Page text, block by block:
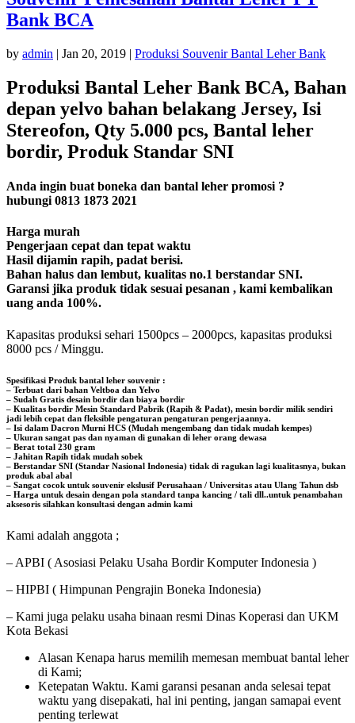
Bank BCA
by admin | Jan 20, 2019 | Produksi Souvenir Bantal Leher Bank
Produksi Bantal Leher Bank BCA, Bahan
depan yelvo bahan belakang Jersey, Isi
Stereofon, Qty 5.000 pcs, Bantal leher
bordir, Produk Standar SNI
Anda ingin buat boneka dan bantal leher promosi ?
hubungi 0813 1873 2021
Harga murah
Pengerjaan cepat dan tepat waktu
Hasil dijamin rapih, padat berisi.
Bahan halus dan lembut, kualitas no.1 berstandar SNI.
Garansi jika produk tidak sesuai pesanan , kami kembalikan
uang anda 100%.
Kapasitas produksi sehari 1500pcs – 2000pcs, kapasitas produksi
8000 pcs / Minggu.
Spesifikasi Produk bantal leher souvenir :
– Terbuat dari bahan Veltboa dan Yelvo
– Sudah Gratis desain bordir dan biaya bordir
– Kualitas bordir Mesin Standard Pabrik (Rapih & Padat), mesin bordir milik sendiri
jadi lebih cepat dan fleksible pengaturan pengaturan pengerjaannya.
– Isi dalam Dacron Murni HCS (Mudah mengembang dan tidak mudah kempes)
– Ukuran sangat pas dan nyaman di gunakan di leher orang dewasa
– Berat total 230 gram
– Jahitan Rapih tidak mudah sobek
– Berstandar SNI (Standar Nasional Indonesia) tidak di ragukan lagi kualitasnya, bukan
produk abal abal
– Sangat cocok untuk souvenir ekslusif Perusahaan / Universitas atau Ulang Tahun dsb
– Harga untuk desain dengan pola standard tanpa kancing / tali dll..untuk penambahan
aksesoris silahkan konsultasi dengan admin kami
Kami adalah anggota ;
– APBI ( Asosiasi Pelaku Usaha Bordir Komputer Indonesia )
– HIPBI ( Himpunan Pengrajin Boneka Indonesia)
– Kami juga pelaku usaha binaan resmi Dinas Koperasi dan UKM
Kota Bekasi
Alasan Kenapa harus memilih memesan membuat bantal leher
di Kami;
Ketepatan Waktu. Kami garansi pesanan anda selesai tepat
waktu yang disepakati, hal ini penting, jangan samapai event
penting terlewat